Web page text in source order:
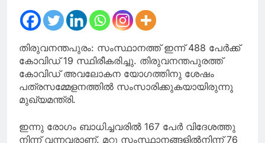
തിരുവനന്തപുരം: സംസ്ഥാനത്ത് ഇന്ന് 488 പേര്‍ക്ക്
കോവിഡ് 19 സ്ഥിരീകരിച്ചു. തിരുവനന്തപുരത്ത്
കോവിഡ് അവലോകന യോഗത്തിനു ശേഷം
പത്രസമ്മേളനത്തില്‍ സംസാരിക്കുകയായിരുന്നു
മുഖ്യമന്ത്രി.
ഇന്നു രോഗം ബാധിച്ചവരിൽ 167 പേർ വിദേശത്തു
നിന്ന് വന്നവരാണ്. മറ്റു സംസ്ഥാനങ്ങളിൽനിന്ന് 76